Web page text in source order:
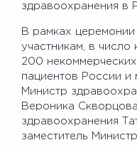
здравоохранения в
В рамках церемонии
участникам, в
200
пациентов России и
Министр
Вероника
здравоохранения
заместитель